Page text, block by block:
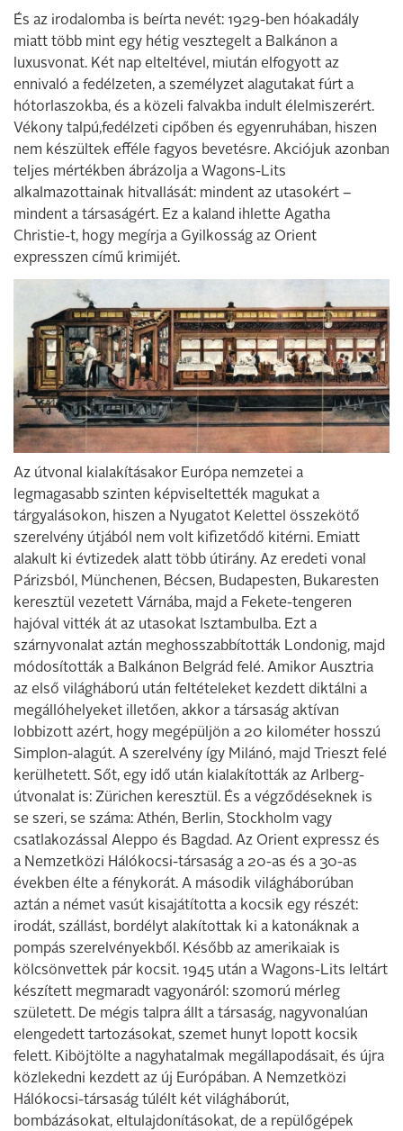
És az irodalomba is beírta nevét: 1929-ben hóakadály
miatt több mint egy hétig vesztegelt a Balkánon a
luxusvonat. Két nap elteltével, miután elfogyott az
ennivaló a fedélzeten, a személyzet alagutakat fúrt a
hótorlaszokba, és a közeli falvakba indult élelmiszerért.
Vékony talpú,fedélzeti cipőben és egyenruhában, hiszen
nem készültek efféle fagyos bevetésre. Akciójuk azonban
teljes mértékben ábrázolja a Wagons-Lits
alkalmazottainak hitvallását: mindent az utasokért –
mindent a társaságért. Ez a kaland ihlette Agatha
Christie-t, hogy megírja a Gyilkosság az Orient
expresszen című krimijét.
Az útvonal kialakításakor Európa nemzetei a
legmagasabb szinten képviseltették magukat a
tárgyalásokon, hiszen a Nyugatot Kelettel összekötő
szerelvény útjából nem volt kifizetődő kitérni. Emiatt
alakult ki évtizedek alatt több útirány. Az eredeti vonal
Párizsból, Münchenen, Bécsen, Budapesten, Bukaresten
keresztül vezetett Várnába, majd a Fekete-tengeren
hajóval vitték át az utasokat Isztambulba. Ezt a
szárnyvonalat aztán meghosszabbították Londonig, majd
módosították a Balkánon Belgrád felé. Amikor Ausztria
az első világháború után feltételeket kezdett diktálni a
megállóhelyeket illetően, akkor a társaság aktívan
lobbizott azért, hogy megépüljön a 20 kilométer hosszú
Simplon-alagút. A szerelvény így Milánó, majd Trieszt felé
kerülhetett. Sőt, egy idő után kialakították az Arlberg-
útvonalat is: Zürichen keresztül. És a végződéseknek is
se szeri, se száma: Athén, Berlin, Stockholm vagy
csatlakozással Aleppo és Bagdad. Az Orient expressz és
a Nemzetközi Hálókocsi-társaság a 20-as és a 30-as
években élte a fénykorát. A második világháborúban
aztán a német vasút kisajátította a kocsik egy részét:
irodát, szállást, bordélyt alakítottak ki a katonáknak a
pompás szerelvényekből. Később az amerikaiak is
kölcsönvettek pár kocsit. 1945 után a Wagons-Lits leltárt
készített megmaradt vagyonáról: szomorú mérleg
született. De mégis talpra állt a társaság, nagyvonalúan
elengedett tartozásokat, szemet hunyt lopott kocsik
felett. Kiböjtölte a nagyhatalmak megállapodásait, és újra
közlekedni kezdett az új Európában. A Nemzetközi
Hálókocsi-társaság túlélt két világháborút,
bombázásokat, eltulajdonításokat, de a repülőgépek